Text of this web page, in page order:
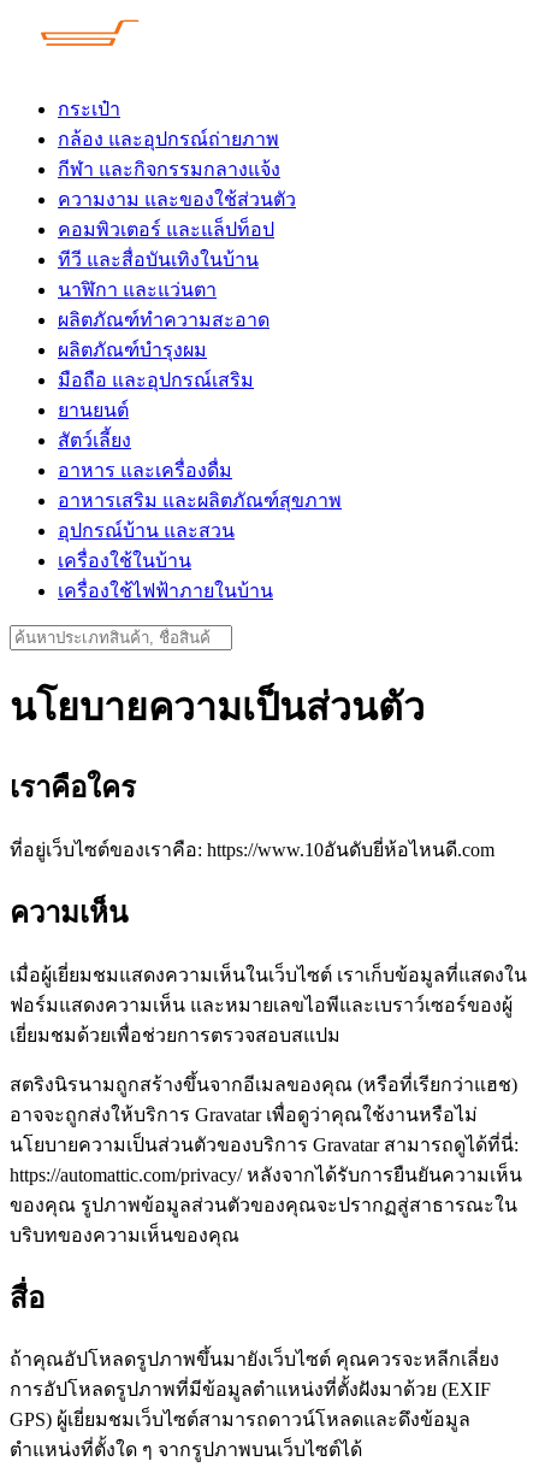
กระเป๋า
กล้อง และอุปกรณ์ถ่ายภาพ
กีฬา และกิจกรรมกลางแจ้ง
ความงาม และของใช้ส่วนตัว
คอมพิวเตอร์ และแล็ปท็อป
ทีวี และสื่อบันเทิงในบ้าน
นาฬิกา และแว่นตา
ผลิตภัณฑ์ทำความสะอาด
ผลิตภัณฑ์บำรุงผม
มือถือ และอุปกรณ์เสริม
ยานยนต์
สัตว์เลี้ยง
อาหาร และเครื่องดื่ม
อาหารเสริม และผลิตภัณฑ์สุขภาพ
อุปกรณ์บ้าน และสวน
เครื่องใช้ในบ้าน
เครื่องใช้ไฟฟ้าภายในบ้าน
Search
for:
นโยบายความเป็นส่วนตัว
เราคือใคร
ที่อยู่เว็บไซต์ของเราคือ: https://www.10อันดับยี่ห้อไหนดี.com
ความเห็น
เมื่อผู้เยี่ยมชมแสดงความเห็นในเว็บไซต์ เราเก็บข้อมูลที่แสดงใน
ฟอร์มแสดงความเห็น และหมายเลขไอพีและเบราว์เซอร์ของผู้
เยี่ยมชมด้วยเพื่อช่วยการตรวจสอบสแปม
สตริงนิรนามถูกสร้างขึ้นจากอีเมลของคุณ (หรือที่เรียกว่าแฮช)
อาจจะถูกส่งให้บริการ Gravatar เพื่อดูว่าคุณใช้งานหรือไม่
นโยบายความเป็นส่วนตัวของบริการ Gravatar สามารถดูได้ที่นี่:
https://automattic.com/privacy/ หลังจากได้รับการยืนยันความเห็น
ของคุณ รูปภาพข้อมูลส่วนตัวของคุณจะปรากฏสู่สาธารณะใน
บริบทของความเห็นของคุณ
สื่อ
ถ้าคุณอัปโหลดรูปภาพขึ้นมายังเว็บไซต์ คุณควรจะหลีกเลี่ยง
การอัปโหลดรูปภาพที่มีข้อมูลตำแหน่งที่ตั้งฝังมาด้วย (EXIF
GPS) ผู้เยี่ยมชมเว็บไซต์สามารถดาวน์โหลดและดึงข้อมูล
ตำแหน่งที่ตั้งใด ๆ จากรูปภาพบนเว็บไซต์ได้